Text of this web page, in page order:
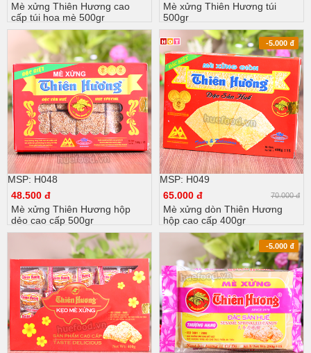
Mè xửng Thiên Hương cao
cấp túi hoa mè 500gr
Mè xửng Thiên Hương túi
500gr
MSP: H048
48.500 đ
Mè xửng Thiên Hương hộp
dẻo cao cấp 500gr
MSP: H049
65.000 đ
70.000 đ
Mè xửng dòn Thiên Hương
hộp cao cấp 400gr
-5.000 đ
-5.000 đ